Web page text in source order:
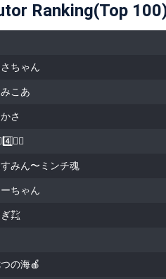
Ranking(Top
ちゃん
みこあ
さ
みん〜ミンチ魂
ーちゃん
㌠
の海🍎